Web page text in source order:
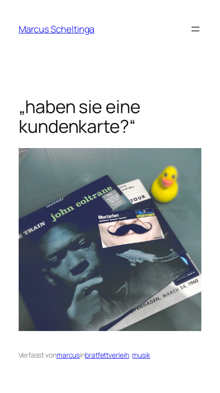
springen
Marcus Scheltinga
„haben sie eine
kundenkarte?“
Verfasst vonmarcusinbratfettverleih, musik